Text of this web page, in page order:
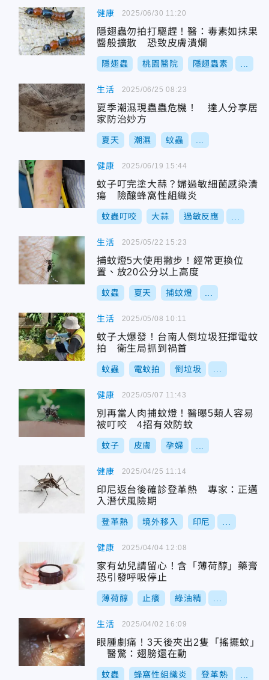
健康
隱翅蟲勿拍打驅趕！醫：毒素如抹果
醬般擴散 恐致皮膚潰爛
隱翅蟲 桃園醫院 隱翅蟲素
2025/06/30 11:20
生活
夏季潮濕現蟲蟲危機！ 達人分享居
家防治妙方
夏天 潮濕 蚊蟲
2025/06/25 08:23
健康
蚊子叮完塗大蒜？婦過敏細菌感染潰
瘍 險釀蜂窩性組織炎
蚊蟲叮咬 大蒜 過敏反應
2025/06/19 15:44
生活
捕蚊燈5大使用撇步！經常更換位
置、放20公分以上高度
蚊蟲 夏天 捕蚊燈
2025/05/22 15:23
生活
蚊子大爆發！台南人倒垃圾狂揮電蚊
拍 衛生局抓到禍首
蚊蟲 電蚊拍 倒垃圾
2025/05/08 10:11
健康
別再當人肉捕蚊燈！醫曝5類人容易
被叮咬 4招有效防蚊
蚊子 皮膚 孕婦
2025/05/07 11:43
健康
印尼返台後確診登革熱 專家：正邁
入潛伏風險期
登革熱 境外移入 印尼
2025/04/25 11:14
健康
家有幼兒請留心！含「薄荷醇」藥膏
恐引發呼吸停止
薄荷醇 止癢 綠油精
2025/04/04 12:08
生活
眼腫劇痛！3天後夾出2隻「搖擺蚊」
醫驚：翅膀還在動
蚊蟲 蜂窩性組織炎 登革熱
2025/04/02 16:09